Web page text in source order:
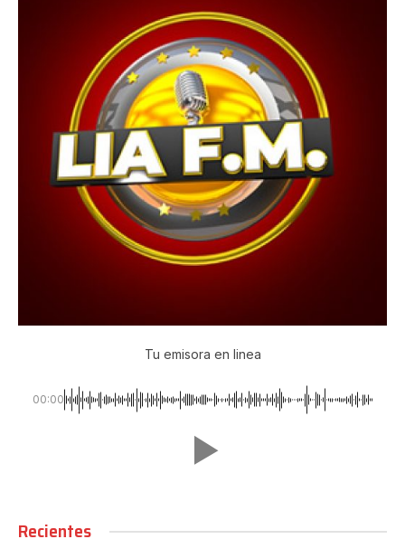
Tu emisora en linea
00:00
Recientes